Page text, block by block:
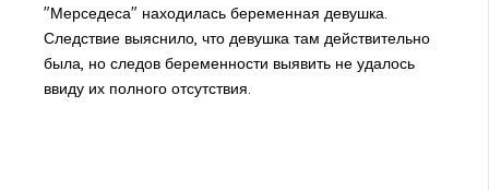
"Мерседеса" находилась беременная девушка.
Следствие выяснило, что девушка там действительно
была, но следов беременности выявить не удалось
ввиду их полного отсутствия.